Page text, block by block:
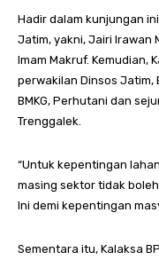
Hadir dalam kunjungan
Jatim, yakni, Jairi Irawan
Imam Makruf. Kemudian,
perwakilan Dinsos Jatim,
BMKG, Perhutani dan
Trenggalek.
“Untuk kepentingan
masing sektor tidak
Ini demi kepentingan
Sementara itu, Kalaksa